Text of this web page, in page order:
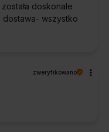
doskonale
dostawa- wszystko
zweryfikowano